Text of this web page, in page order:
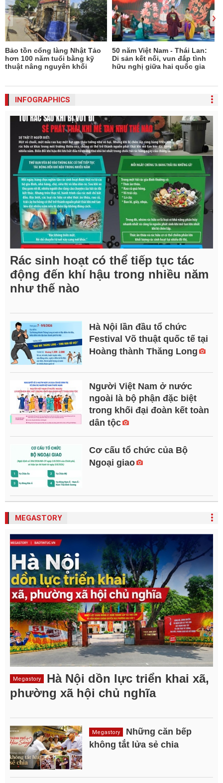
Bảo tồn cổng làng Nhật Tảo
hơn 100 năm tuổi bằng kỹ
thuật nâng nguyên khối
50 năm Việt Nam - Thái Lan:
Di sản kết nối, vun đắp tình
hữu nghị giữa hai quốc gia
INFOGRAPHICS
Rác sinh hoạt có thể tiếp tục tác
động đến khí hậu trong nhiều năm
như thế nào
Hà Nội lần đầu tổ chức
Festival Võ thuật quốc tế tại
Hoàng thành Thăng Long
Người Việt Nam ở nước
ngoài là bộ phận đặc biệt
trong khối đại đoàn kết toàn
dân tộc
Cơ cấu tổ chức của Bộ
Ngoại giao
MEGASTORY
Megastory
Hà Nội dồn lực triển khai xã,
phường xã hội chủ nghĩa
Megastory
Những căn bếp
không tắt lửa sẻ chia